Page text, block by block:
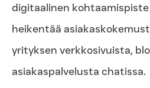
digitaalinen
heikentää
yrityksen verkkosivuista,
asiakaspalvelusta chatissa.